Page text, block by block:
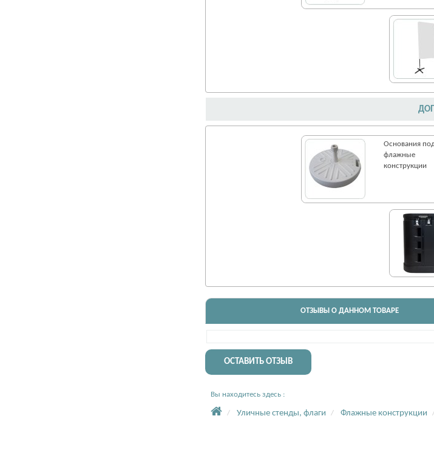
Основания
флажные
конструкции
ОТЗЫВЫ О ДАННОМ ТОВАРЕ
ОСТАВИТЬ ОТЗЫВ
Вы находитесь здесь :
Уличные стенды, флаги Флажные конструкции